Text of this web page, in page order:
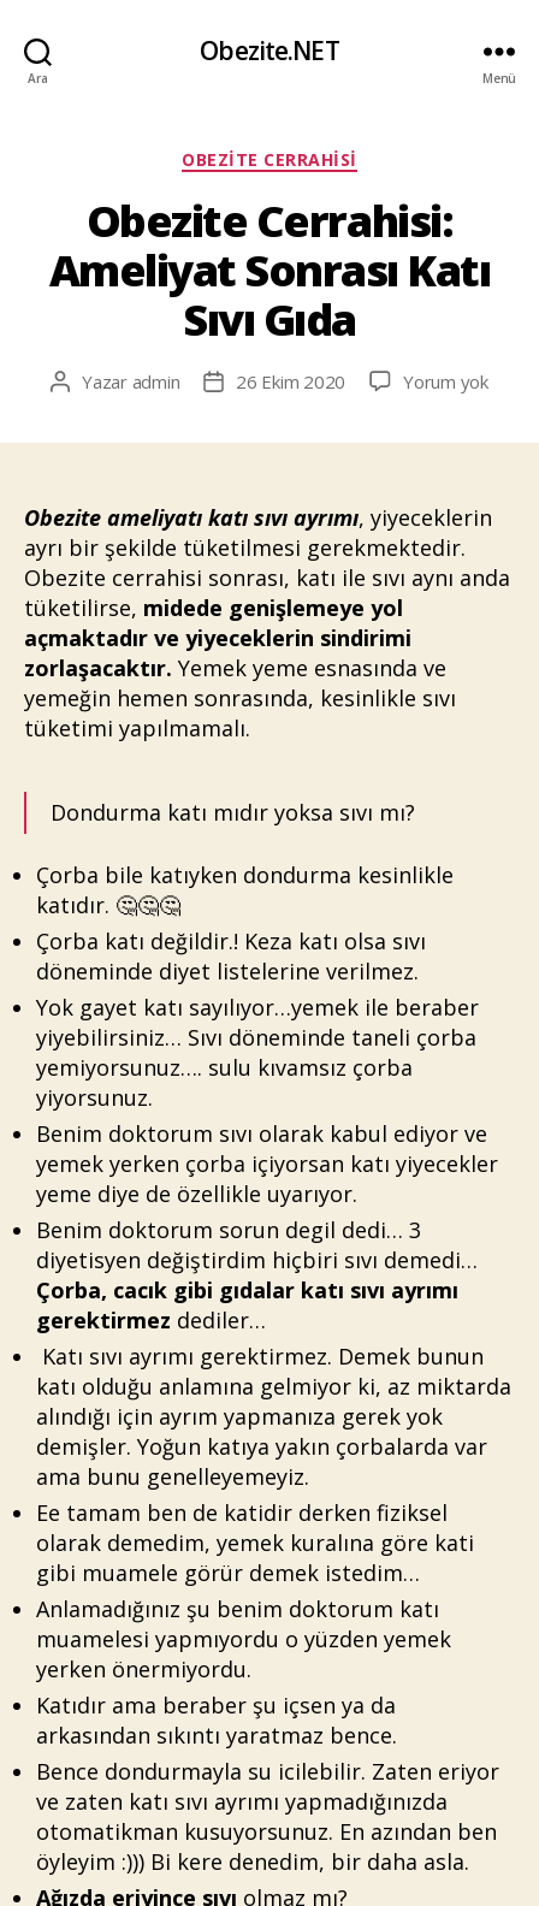
Ara
Obezite.NET
Menü
Kategoriler
OBEZITE CERRAHISI
Obezite Cerrahisi:
Ameliyat Sonrası Katı
Sıvı Gıda
Yazının
Yazar admin
Yazı26 Ekim 2020 Yorum yok
Sıvı
Obezite ameliyatı katı sıvı ayrımı, yiyeceklerin
ayrı bir şekilde tüketilmesi gerekmektedir.
Obezite cerrahisi sonrası, katı ile sıvı aynı anda
tüketilirse, midede genişlemeye yol
açmaktadır ve yiyeceklerin sindirimi
zorlaşacaktır. Yemek yeme esnasında ve
yemeğin hemen sonrasında, kesinlikle sıvı
tüketimi yapılmamalı.
Dondurma katı mıdır yoksa sıvı mı?
Çorba bile katıyken dondurma kesinlikle
katıdır. 🤔🤔🤔
Çorba katı değildir.! Keza katı olsa sıvı
döneminde diyet listelerine verilmez.
Yok gayet katı sayılıyor…yemek ile beraber
yiyebilirsiniz… Sıvı döneminde taneli çorba
yemiyorsunuz…. sulu kıvamsız çorba
yiyorsunuz.
Benim doktorum sıvı olarak kabul ediyor ve
yemek yerken çorba içiyorsan katı yiyecekler
yeme diye de özellikle uyarıyor.
Benim doktorum sorun degil dedi… 3
diyetisyen değiştirdim hiçbiri sıvı demedi…
Çorba, cacık gibi gıdalar katı sıvı ayrımı
gerektirmez dediler…
Katı sıvı ayrımı gerektirmez. Demek bunun
katı olduğu anlamına gelmiyor ki, az miktarda
alındığı için ayrım yapmanıza gerek yok
demişler. Yoğun katıya yakın çorbalarda var
ama bunu genelleyemeyiz.
Ee tamam ben de katidir derken fiziksel
olarak demedim, yemek kuralına göre kati
gibi muamele görür demek istedim…
Anlamadığınız şu benim doktorum katı
muamelesi yapmıyordu o yüzden yemek
yerken önermiyordu.
Katıdır ama beraber şu içsen ya da
arkasından sıkıntı yaratmaz bence.
Bence dondurmayla su icilebilir. Zaten eriyor
ve zaten katı sıvı ayrımı yapmadığınızda
otomatikman kusuyorsunuz. En azından ben
öyleyim :))) Bi kere denedim, bir daha asla.
Ağızda eriyince sıvı olmaz mı?